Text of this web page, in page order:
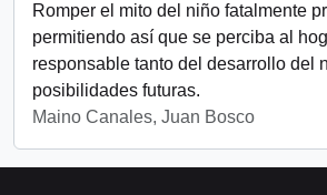
Romper el mito del niño fatalmente
permitiendo así que se perciba al
responsable tanto del desarrollo del
posibilidades futuras.
Maino Canales, Juan Bosco